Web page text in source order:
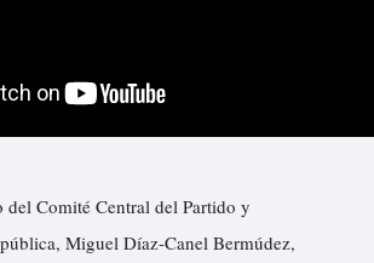
del Comité Central del Partido y
Miguel Díaz-Canel Bermúdez,